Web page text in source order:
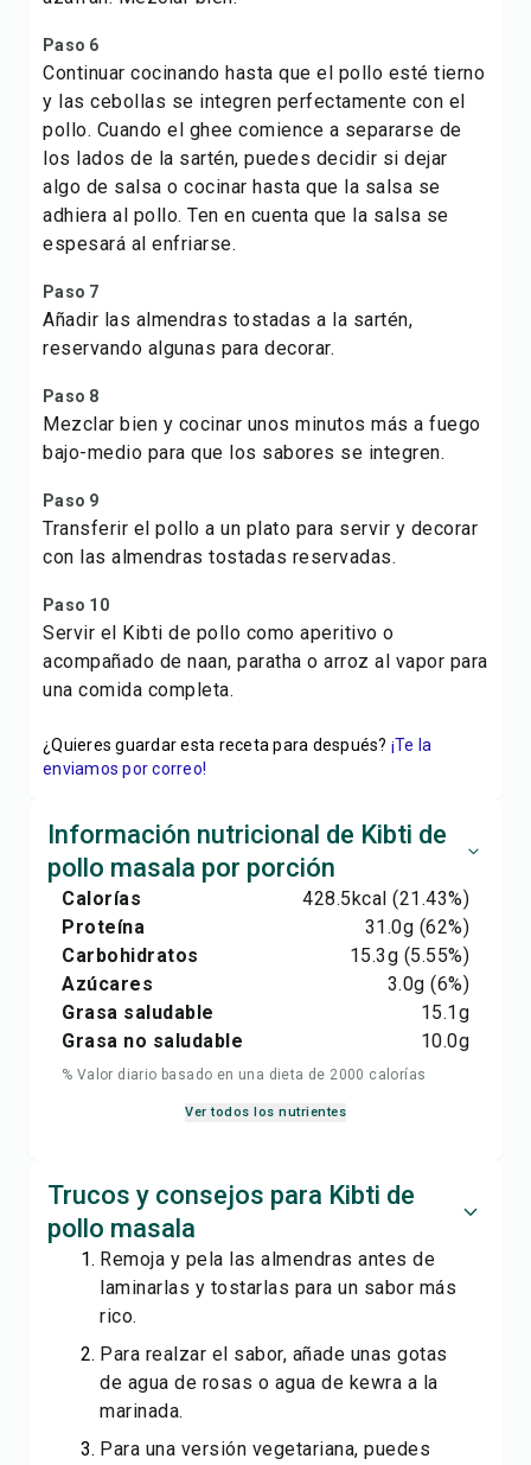
Paso 6
Continuar cocinando hasta que el pollo esté tierno
y las cebollas se integren perfectamente con el
pollo. Cuando el ghee comience a separarse de
los lados de la sartén, puedes decidir si dejar
algo de salsa o cocinar hasta que la salsa se
adhiera al pollo. Ten en cuenta que la salsa se
espesará al enfriarse.
Paso 7
Añadir las almendras tostadas a la sartén,
reservando algunas para decorar.
Paso 8
Mezclar bien y cocinar unos minutos más a fuego
bajo-medio para que los sabores se integren.
Paso 9
Transferir el pollo a un plato para servir y decorar
con las almendras tostadas reservadas.
Paso 10
Servir el Kibti de pollo como aperitivo o
acompañado de naan, paratha o arroz al vapor para
una comida completa.
¿Quieres guardar esta receta para después? ¡Te la
enviamos por correo!
Información nutricional de Kibti de
pollo masala por porción
Calorías 428.5kcal (21.43%)
Proteína
31.0g (62%)
Carbohidratos
15.3g (5.55%)
Azúcares
3.0g (6%)
Grasa saludable
15.1g
Grasa no saludable
10.0g
% Valor diario basado en una dieta de 2000 calorías
Ver todos los nutrientes
Trucos y consejos para Kibti de
pollo masala
Remoja y pela las almendras antes de
laminarlas y tostarlas para un sabor más
rico.
Para realzar el sabor, añade unas gotas
de agua de rosas o agua de kewra a la
marinada.
Para una versión vegetariana, puedes